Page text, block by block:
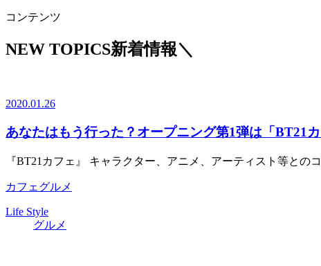
コンテンツ
NEW TOPICS新着情報＼
2020.01.26
あなたはもう行った？オープニング第1弾は「BT21カ
『BT21カフェ』 キャラクター、アニメ、アーティスト等と
カフェ グルメ
Life Style
グルメ